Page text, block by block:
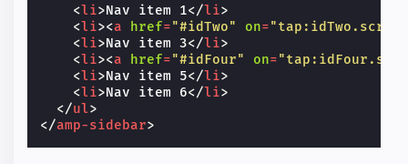
<li>Nav item 1</li>
<li><a href="#idTwo" on=
<li>Nav item 3</li>
<li><a href="#idFour" on=
<li>Nav item 5</li>
<li>Nav item 6</li>
</ul>
</amp-sidebar>